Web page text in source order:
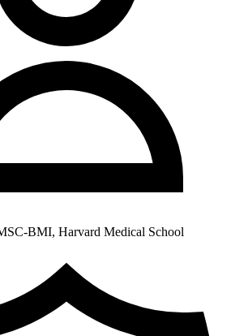
BMI, Harvard Medical School